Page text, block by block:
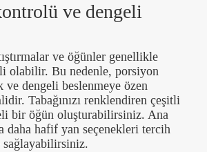
ve dengeli
ve öğünler genellikle
olabilir. Bu nedenle, porsiyon
ve dengeli beslenmeye özen
Tabağınızı renklendiren çeşitli
bir öğün oluşturabilirsiniz. Ana
daha hafif yan seçenekleri tercih
sağlayabilirsiniz.